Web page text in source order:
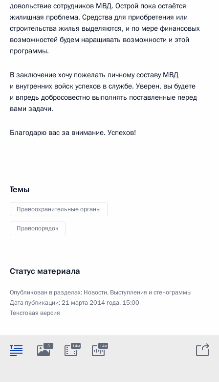
довольствие сотрудников МВД. Острой пока остаётся
жилищная проблема. Средства для приобретения или
строительства жилья выделяются, и по мере финансовых
возможностей будем наращивать возможности и этой
программы.
В заключение хочу пожелать личному составу МВД
и внутренних войск успехов в службе. Уверен, вы будете
и впредь добросовестно выполнять поставленные перед
вами задачи.
Благодарю вас за внимание. Успехов!
Темы
Правоохранительные органы
Правопорядок
Статус материала
Опубликован в разделах: Новости, Выступления и стенограммы
Дата публикации:21 марта 2014 года, 15:00
Текстовая версия
3 14м 14м